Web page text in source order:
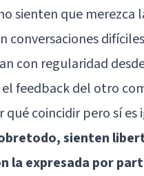
sienten que
conversaciones difíciles
con regularidad
feedback del otro
qué coincidir pero sí es
sienten
la expresada por